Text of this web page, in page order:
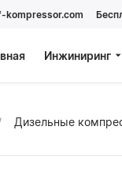
kompressor.com
Инжиниринг
Дизельные